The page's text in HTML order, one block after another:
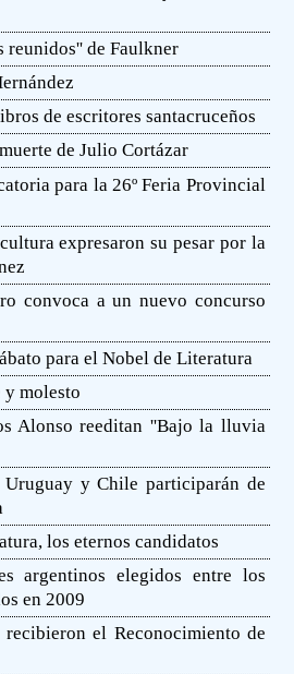
reunidos'' de Faulkner
de escritores santacruceños
de Julio Cortázar
para la 26º Feria Provincial
expresaron su pesar por la
convoca a un nuevo concurso
para el Nobel de Literatura
molesto
Alonso reeditan ''Bajo la lluvia
Uruguay y Chile participarán de
los eternos candidatos
argentinos elegidos entre los
en 2009
recibieron el Reconocimiento de